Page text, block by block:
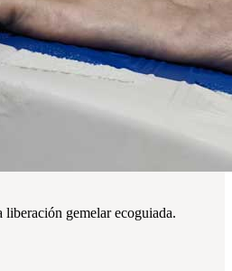
liberación gemelar ecoguiada.